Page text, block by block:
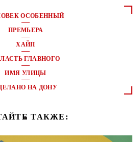
ОСОБЕННЫЙ
ПРЕМЬЕРА
ХАЙП
ГЛАВНОГО
ИМЯ УЛИЦЫ
НА ДОНУ
ТАКЖЕ: